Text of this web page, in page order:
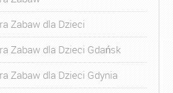
Zabaw dla Dzieci
Zabaw dla Dzieci Gdańsk
Zabaw dla Dzieci Gdynia